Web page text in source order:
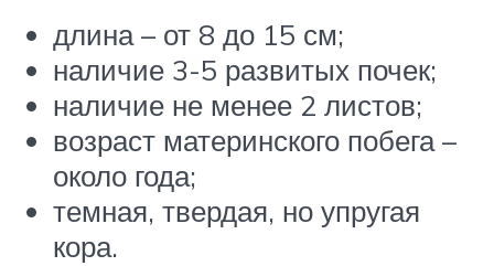
длина – от 8 до 15 см;
наличие 3-5 развитых почек;
наличие не менее 2 листов;
возраст материнского побега –
около года;
темная, твердая, но упругая
кора.